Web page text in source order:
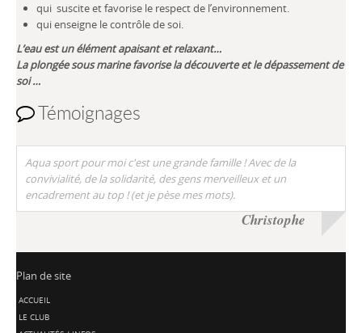
qui suscite et favorise le respect de l’environnement.
qui enseigne le contrôle de soi.
L’eau est un élément apaisant et relaxant…
La plongée sous marine favorise la découverte et le dépassement de
soi …
Témoignages
Aqua sport pour moi c'est une grande famille ! Avec de la
convivialité, de la solidarité, des gens merveilleux et un
encadrement au top ! (et je pèse mes mots).
Christophe
Plan de site
ACCUEIL
LE CLUB